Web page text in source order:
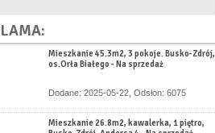
Mieszkanie 45.3m2, 3 pokoje. Busko-Zdrój,
os.Orła Białego - Na sprzedaż
Dodane: 2025-05-22, Odsłon: 6075
Mieszkanie 26.8m2, kawalerka, 1 piętro,